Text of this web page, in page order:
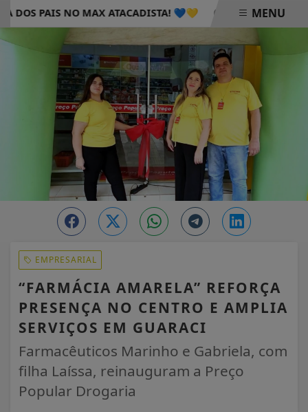
PAIS NO MAX ATACADISTA! 💙💛 PROGRAMAÇÃO DO
EM ALTA
MENU
EMPRESARIAL
“FARMÁCIA AMARELA” REFORÇA
PRESENÇA NO CENTRO E AMPLIA
SERVIÇOS EM GUARACI
Farmacêuticos Marinho e Gabriela, com
filha Laíssa, reinauguram a Preço
Popular Drogaria